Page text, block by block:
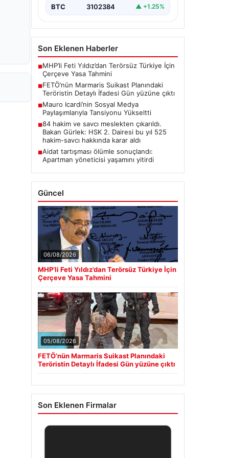
BTC 3102384 ▲ +1.25%
Son Eklenen Haberler
■MHP’li Feti Yıldız’dan Terörsüz Türkiye İçin
Çerçeve Yasa Tahmini
■FETÖ’nün Marmaris Suikast Planındaki
Teröristin Detaylı İfadesi Gün yüzüne çıktı
■Mauro Icardi’nin Sosyal Medya
Paylaşımlarıyla Tansiyonu Yükseltti
■84 hakim ve savcı meslekten çıkarıldı.
Bakan Gürlek: HSK 2. Dairesi bu yıl 525
hakim-savcı hakkında karar aldı
■Aidat tartışması ölümle sonuçlandı:
Apartman yöneticisi yaşamını yitirdi
Güncel
06/08/2026
MHP’li Feti Yıldız’dan Terörsüz Türkiye İçin
Çerçeve Yasa Tahmini
05/08/2026
FETÖ’nün Marmaris Suikast Planındaki
Teröristin Detaylı İfadesi Gün yüzüne çıktı
Son Eklenen Firmalar